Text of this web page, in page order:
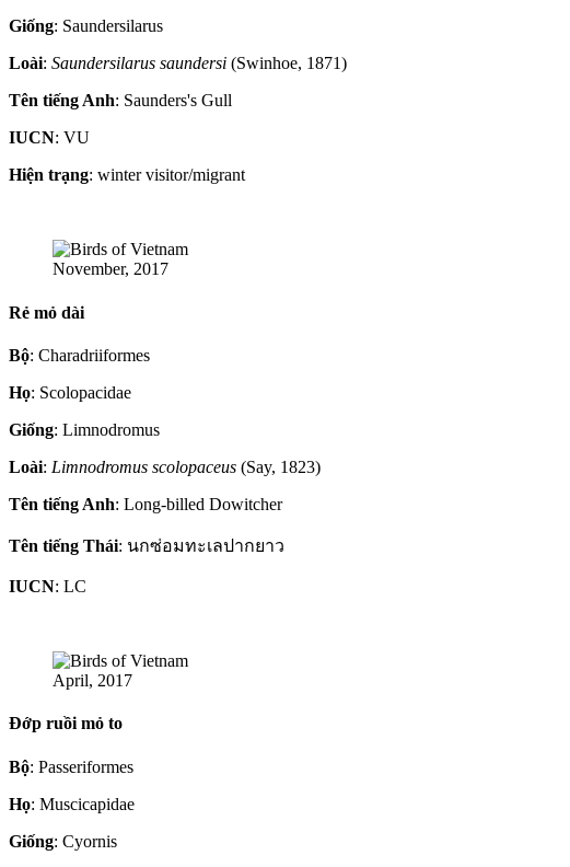
Giống: Saundersilarus
Loài: Saundersilarus saundersi (Swinhoe, 1871)
Tên tiếng Anh: Saunders's Gull
IUCN: VU
Hiện trạng: winter visitor/migrant
November, 2017
Rẻ mỏ dài
Bộ: Charadriiformes
Họ: Scolopacidae
Giống: Limnodromus
Loài: Limnodromus scolopaceus (Say, 1823)
Tên tiếng Anh: Long-billed Dowitcher
Tên tiếng Thái: นกซ่อมทะเลปากยาว
IUCN: LC
April, 2017
Đớp ruồi mỏ to
Bộ: Passeriformes
Họ: Muscicapidae
Giống: Cyornis